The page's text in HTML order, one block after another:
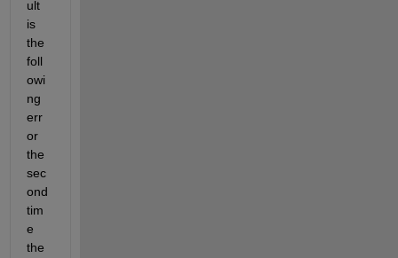
ult
is
the
foll
owi
ng
err
or
the
sec
ond
tim
e
the